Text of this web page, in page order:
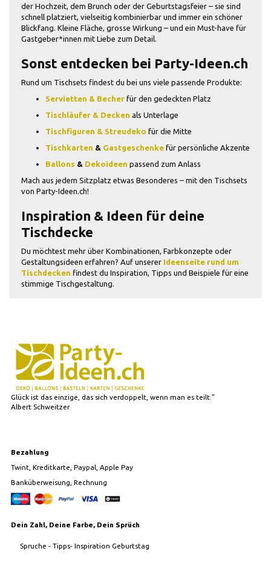
der Hochzeit, dem Brunch oder der Geburtstagsfeier – sie sind
schnell platziert, vielseitig kombinierbar und immer ein schöner
Blickfang. Kleine Fläche, grosse Wirkung – und ein Must-have für
Gastgeber*innen mit Liebe zum Detail.
Sonst entdecken bei Party-Ideen.ch
Rund um Tischsets findest du bei uns viele passende Produkte:
Servietten & Becher für den gedeckten Platz
Tischläufer & Decken als Unterlage
Tischfiguren & Streudeko für die Mitte
Tischkarten & Gastgeschenke für persönliche Akzente
Ballons & Dekoideen passend zum Anlass
Mach aus jedem Sitzplatz etwas Besonderes – mit den Tischsets
von Party-Ideen.ch!
Inspiration & Ideen für deine
Tischdecke
Du möchtest mehr über Kombinationen, Farbkonzepte oder
Gestaltungsideen erfahren? Auf unserer Ideenseite rund um
Tischdecken findest du Inspiration, Tipps und Beispiele für eine
stimmige Tischgestaltung.
Glück ist das einzige, das sich verdoppelt, wenn man es teilt."
Albert Schweitzer
Bezahlung
Twint, Kreditkarte, Paypal, Apple Pay
Banküberweisung, Rechnung
Dein Zahl, Deine Farbe, Dein Sprüch
Spruche - Tipps- Inspiration Geburtstag